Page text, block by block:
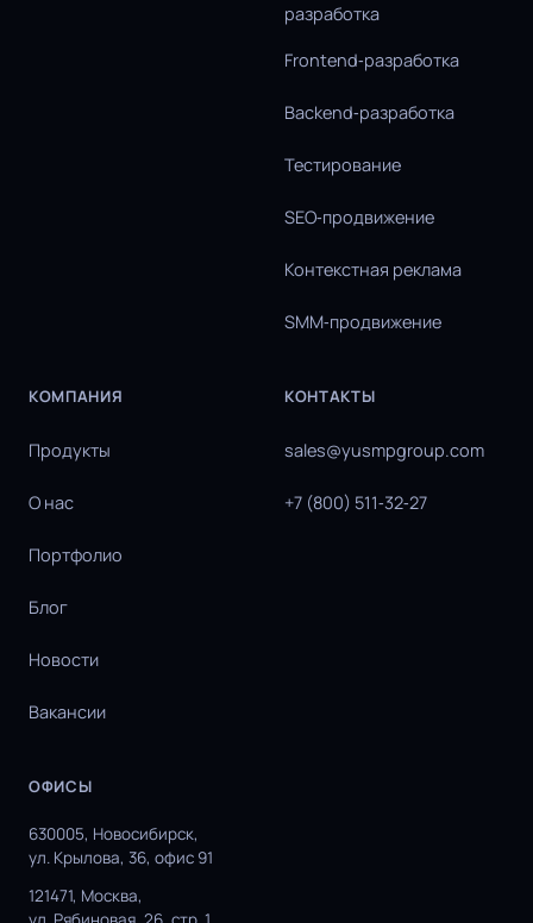
разработка
Frontend‑разработка
Backend‑разработка
Тестирование
SEO‑продвижение
Контекстная реклама
SMM‑продвижение
КОМПАНИЯ
Продукты
О нас
Портфолио
Блог
Новости
Вакансии
КОНТАКТЫ
sales@yusmpgroup.com
+7 (800) 511‑32‑27
ОФИСЫ
630005, Новосибирск,
ул. Крылова, 36, офис 91
121471, Москва,